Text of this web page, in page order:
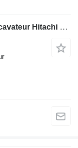
Refroidisseur intermédiaire pour excavateur Hitachi ZX130